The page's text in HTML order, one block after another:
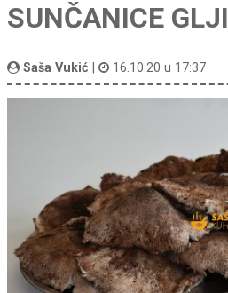
SUNČANICE
Saša Vukić 16.10.20 u 17:37